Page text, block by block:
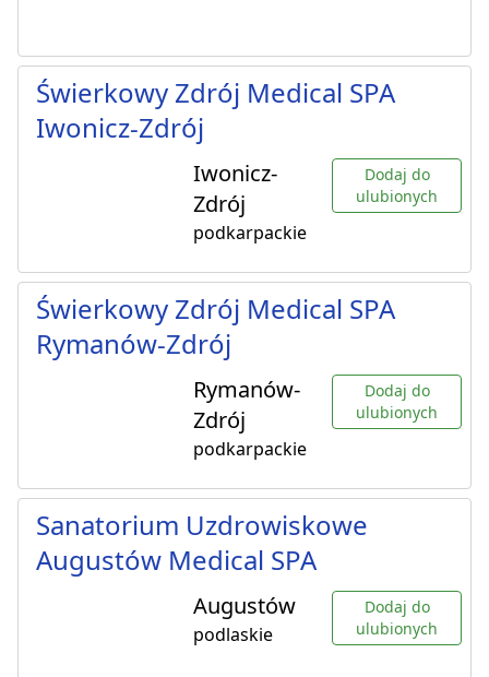
Świerkowy Zdrój Medical SPA
Iwonicz-Zdrój
Iwonicz-
Zdrój
podkarpackie
Dodaj do
ulubionych
Świerkowy Zdrój Medical SPA
Rymanów-Zdrój
Rymanów-
Zdrój
podkarpackie
Dodaj do
ulubionych
Sanatorium Uzdrowiskowe
Augustów Medical SPA
Augustów
podlaskie
Dodaj do
ulubionych